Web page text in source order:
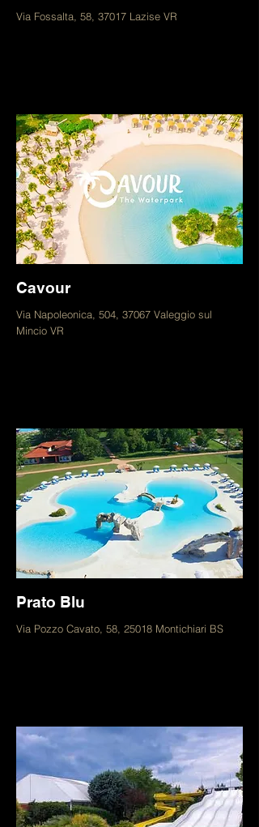
Via Fossalta, 58, 37017 Lazise VR
Cavour
Via Napoleonica, 504, 37067 Valeggio sul
Mincio VR
Prato Blu
Via Pozzo Cavato, 58, 25018 Montichiari BS